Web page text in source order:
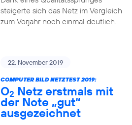
steigerte sich das Netz im Vergleich
zum Vorjahr noch einmal deutlich.
22. November 2019
COMPUTER BILD NETZTEST 2019:
O2 Netz erstmals mit
der Note „gut“
ausgezeichnet